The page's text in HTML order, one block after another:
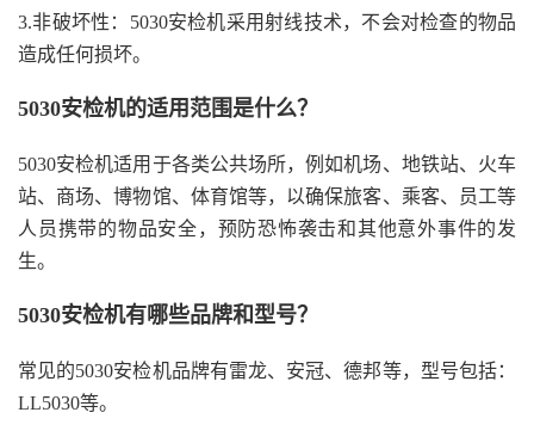
3.非破坏性：5030安检机采用射线技术，不会对检查的物品
造成任何损坏。
5030安检机的适用范围是什么？
5030安检机适用于各类公共场所，例如机场、地铁站、火车
站、商场、博物馆、体育馆等，以确保旅客、乘客、员工等
人员携带的物品安全，预防恐怖袭击和其他意外事件的发
生。
5030安检机有哪些品牌和型号？
常见的5030安检机品牌有雷龙、安冠、德邦等，型号包括：
LL5030等。